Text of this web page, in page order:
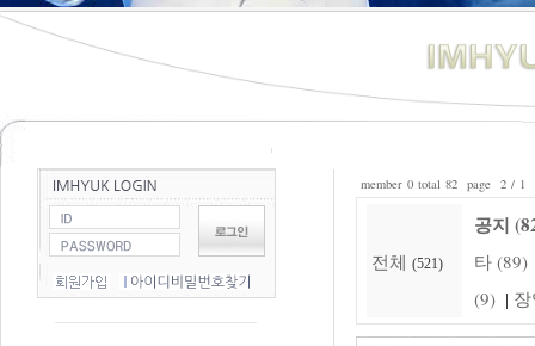
member 0 total 82 page 2 / 1
전체 (521)
공지
타 (89)
(9) |